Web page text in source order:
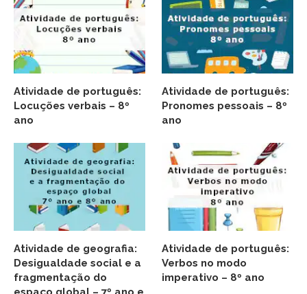
Atividade de português:
Locuções verbais – 8º
ano
Atividade de português:
Pronomes pessoais – 8º
ano
Atividade de geografia:
Desigualdade social e a
fragmentação do
Atividade de português:
Verbos no modo
imperativo – 8º ano